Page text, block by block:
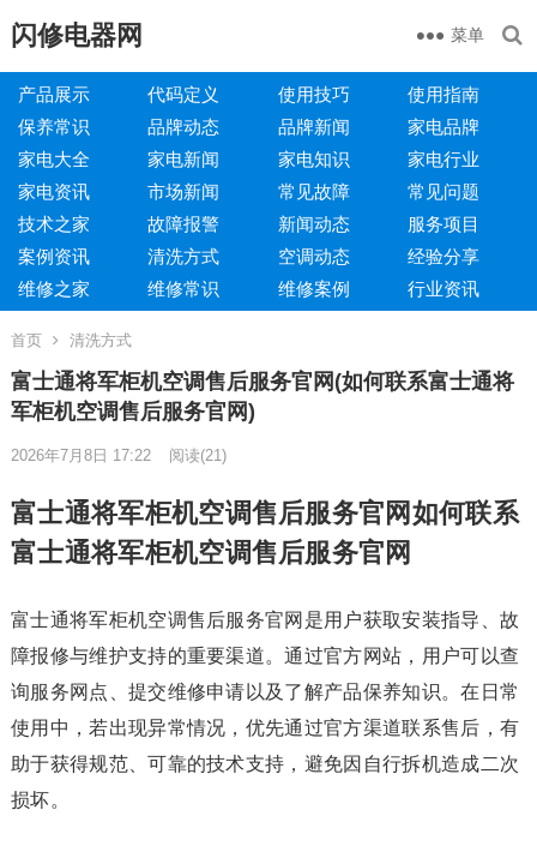
闪修电器网 菜单
产品展示 代码定义 使用技巧
使用指南
保养常识
品牌动态 品牌新闻
家电品牌
家电大全
家电新闻 家电知识
家电行业
家电资讯
市场新闻 常见故障
常见问题
技术之家
故障报警 新闻动态
服务项目
案例资讯
清洗方式 空调动态
经验分享
维修之家
维修常识 维修案例 行业资讯
首页 清洗方式
富士通将军柜机空调售后服务官网(如何联系富士通将
军柜机空调售后服务官网)
2026年7月8日 17:22 阅读(21)
富士通将军柜机空调售后服务官网如何联系
富士通将军柜机空调售后服务官网
富士通将军柜机空调售后服务官网是用户获取安装指导、故
障报修与维护支持的重要渠道。通过官方网站，用户可以查
询服务网点、提交维修申请以及了解产品保养知识。在日常
使用中，若出现异常情况，优先通过官方渠道联系售后，有
助于获得规范、可靠的技术支持，避免因自行拆机造成二次
损坏。